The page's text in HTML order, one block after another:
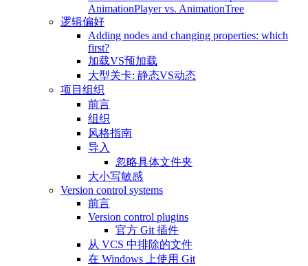
AnimationPlayer vs. AnimationTree
逻辑偏好
Adding nodes and changing properties: which
first?
加载VS预加载
大型关卡: 静态VS动态
项目组织
前言
组织
风格指南
导入
忽略具体文件夹
大小写敏感
Version control systems
前言
Version control plugins
官方 Git 插件
从 VCS 中排除的文件
在 Windows 上使用 Git